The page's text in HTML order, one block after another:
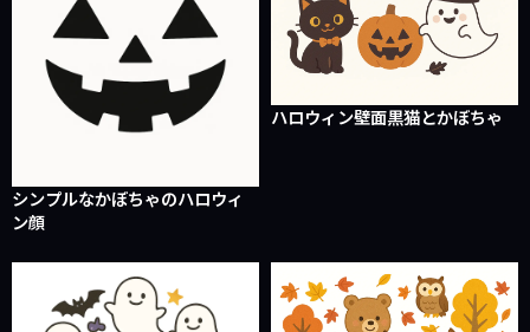
シンプルなかぼちゃのハロウィ
ン顔
ハロウィン壁面黒猫とかぼちゃ